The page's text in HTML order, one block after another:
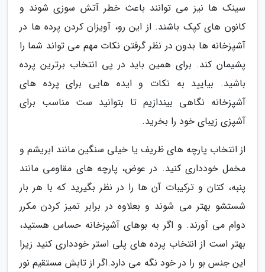
سینک ها نیز می توانند باعث خطر آتش سوزی شوند و
کانون های کپک باشند. از این رو، آویزان کردن پرده ها در
آشپزخانه ها بدون در نظر گرفتن نکات مهم می تواند شما را
پشیمان کند. برای همین باید در پی انتخاب برترین پرده
باشید. بیایید به نکات و ایده هایی برای پرده های
آشپزخانه نگاهی بیندازیم تا بتوانید ست مناسب برای
آشپزی زیبای خود را بخرید.
از انتخاب پارچه های ظریف یا خیلی سنگین مانند ابریشم و
مخمل خودداری کنید. در عوض، پارچه های مقاومی مانند
پنبه، کتان و ترکیبات آن ها را در نظر بگیرید که با هر بار
شستشو بهتر می شوند و بعلاوه در برابر تمیز کردن مکرر
دوام می آورند. و اگر به بوهای آشپزخانه حساس هستید،
بهتر است از انتخاب پرده های پلی استر خودداری کنید زیرا
این جنس بو را در خود نگه می دارد.اگر از تابش مستقیم نور